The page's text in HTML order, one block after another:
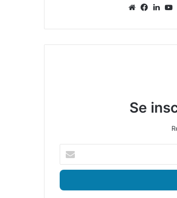
We
te
Fa
bo
ok
Lin
din
Se
s
r